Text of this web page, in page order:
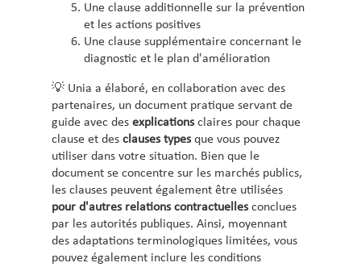
Une clause additionnelle sur la prévention
et les actions positives
Une clause supplémentaire concernant le
diagnostic et le plan d'amélioration
💡 Unia a élaboré, en collaboration avec des
partenaires, un document pratique servant de
guide avec des explicationsclaires pour chaque
clause et des clauses typesque vous pouvez
utiliser dans votre situation. Bien que le
document se concentre sur les marchés publics,
les clauses peuvent également être utilisées
pour d'autres relations contractuellesconclues
par les autorités publiques. Ainsi, moyennant
des adaptations terminologiques limitées, vous
pouvez également inclure les conditions